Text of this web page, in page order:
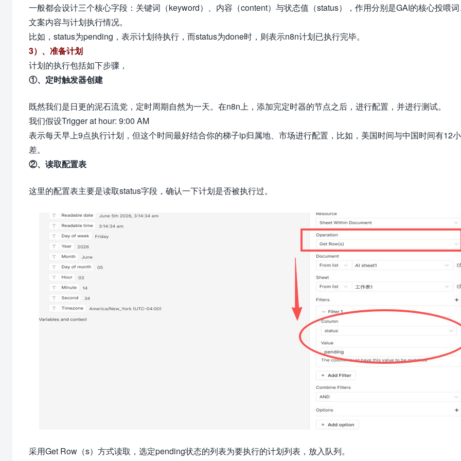
一般都会设计三个核心字段：关键词（keyword）、内容（content）与状态值（status），作用分别是GAI的核心投喂
文案内容与计划执行情况。
比如，status为pending，表示计划待执行，而status为done时，则表示n8n计划已执行完毕。
3）、准备计划
计划的执行包括如下步骤，
①、定时触发器创建
既然我们是日更的泥石流党，定时周期自然为一天。在n8n上，添加完定时器的节点之后，进行配置，并进行测试。
我们假设Trigger at hour: 9:00 AM
表示每天早上9点执行计划，但这个时间最好结合你的梯子ip归属地、市场进行配置，比如，美国时间与中国时间有12
差。
②、读取配置表
这里的配置表主要是读取status字段，确认一下计划是否被执行过。
采用Get Row（s）方式读取，选定pending状态的列表为要执行的计划列表，放入队列。